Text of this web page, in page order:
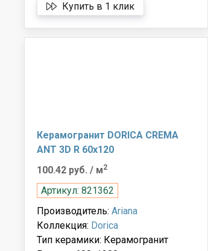
Купить в 1 клик
Керамогранит DORICA CREMA
ANT 3D R 60x120
100.42 руб. / м2
Артикул: 821362
Производитель: Ariana
Коллекция: Dorica
Тип керамики: Керамогранит